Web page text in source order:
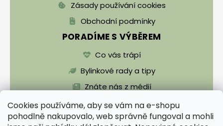
Cookies používáme, aby se vám na e-shopu
pohodlně nakupovalo, web správně fungoval a mohli
Zásady používání cookies
Obchodní podmínky
PORADÍME S VÝBĚREM
Co vás trápí
Bylinkové rady a tipy
Znáte nás z médií